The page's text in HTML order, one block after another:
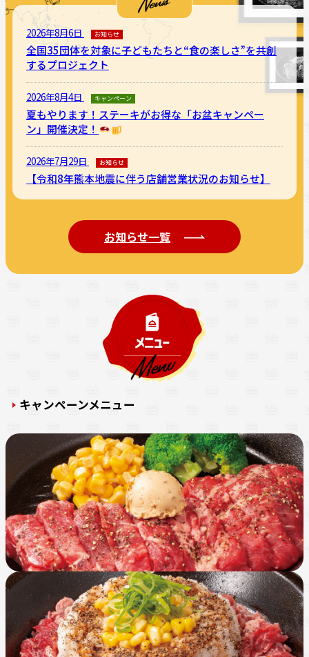
2026年8月6日 お知らせ
全国35団体を対象に子どもたちと“食の楽しさ”を共創
するプロジェクト
2026年8月4日 キャンペーン
夏もやります！ステーキがお得な「お盆キャンペー
ン」開催決定！
2026年7月29日 お知らせ
【令和8年熊本地震に伴う店舗営業状況のお知らせ】
お知らせ一覧
キャンペーンメニュー